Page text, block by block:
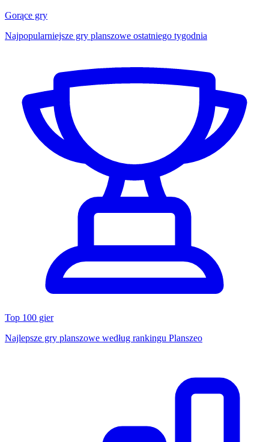
Gorące gry
Najpopularniejsze gry planszowe ostatniego tygodnia
Top 100 gier
Najlepsze gry planszowe według rankingu Planszeo